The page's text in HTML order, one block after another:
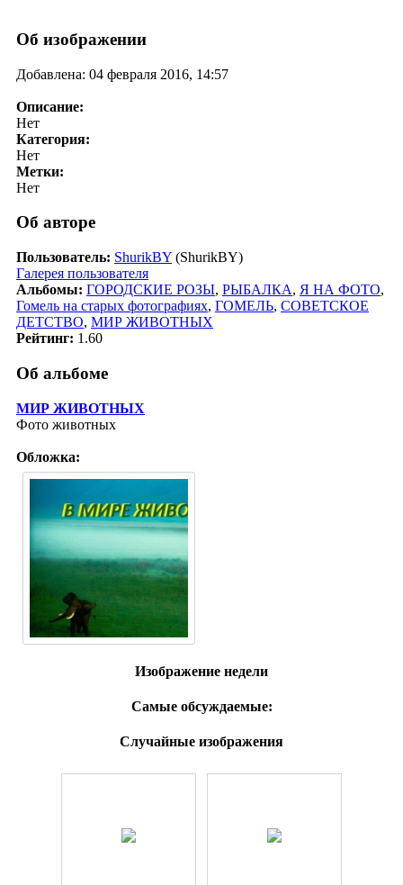
Об изображении
Добавлена: 04 февраля 2016, 14:57
Описание:
Нет
Категория:
Нет
Метки:
Нет
Об авторе
Пользователь: ShurikBY (ShurikBY)
Галерея пользователя
Альбомы: ГОРОДСКИЕ РОЗЫ, РЫБАЛКА, Я НА ФОТО,
Гомель на старых фотографиях, ГОМЕЛЬ, СОВЕТСКОЕ
ДЕТСТВО, МИР ЖИВОТНЫХ
Рейтинг: 1.60
Об альбоме
МИР ЖИВОТНЫХ
Фото животных
Обложка:
Изображение недели
Самые обсуждаемые:
Случайные изображения